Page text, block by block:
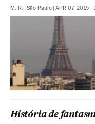
M. R. | São Paulo | APR 07, 2015 -
História de